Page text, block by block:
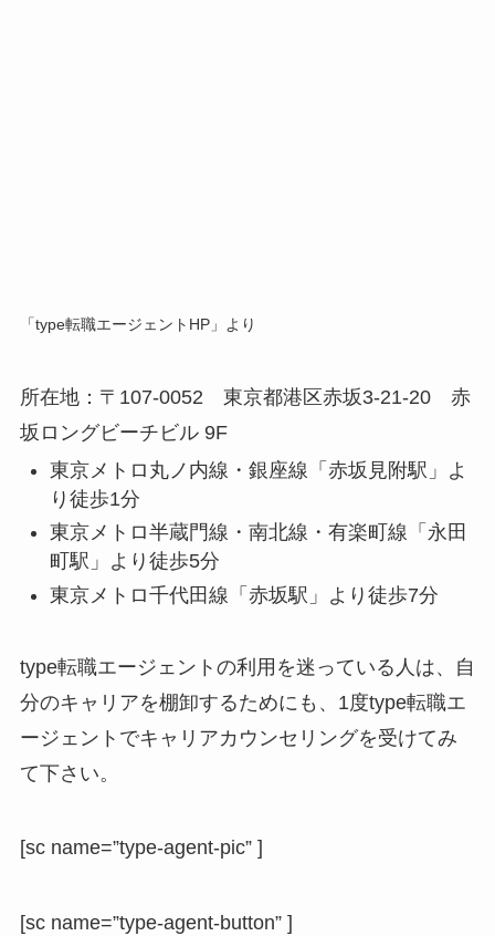
「type転職エージェントHP」より
所在地：〒107-0052 東京都港区赤坂3-21-20 赤
坂ロングビーチビル 9F
東京メトロ丸ノ内線・銀座線「赤坂見附駅」よ
り徒歩1分
東京メトロ半蔵門線・南北線・有楽町線「永田
町駅」より徒歩5分
東京メトロ千代田線「赤坂駅」より徒歩7分
type転職エージェントの利用を迷っている人は、自
分のキャリアを棚卸するためにも、1度type転職エ
ージェントでキャリアカウンセリングを受けてみ
て下さい。
[sc name=”type-agent-pic” ]
[sc name=”type-agent-button” ]